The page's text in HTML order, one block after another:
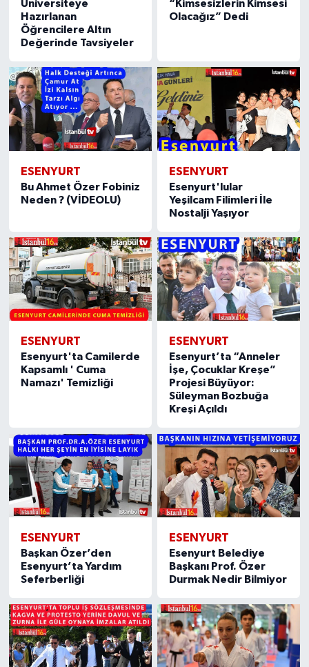
Üniversiteye
Hazırlanan
Öğrencilere Altın
Değerinde Tavsiyeler
“Kimsesizlerin Kimsesi
Olacağız” Dedi
ESENYURT
Bu Ahmet Özer Fobiniz
Neden ? (VİDEOLU)
ESENYURT
Esenyurt'lular
Yeşilcam Filimleri İle
Nostalji Yaşıyor
ESENYURT
Esenyurt'ta Camilerde
Kapsamlı ' Cuma
Namazı' Temizliği
ESENYURT
Esenyurt’ta “Anneler
İşe, Çocuklar Kreşe”
Projesi Büyüyor:
Süleyman Bozbuğa
Kreşi Açıldı
ESENYURT
Başkan Özer’den
Esenyurt’ta Yardım
Seferberliği
ESENYURT
Esenyurt Belediye
Başkanı Prof. Özer
Durmak Nedir Bilmiyor